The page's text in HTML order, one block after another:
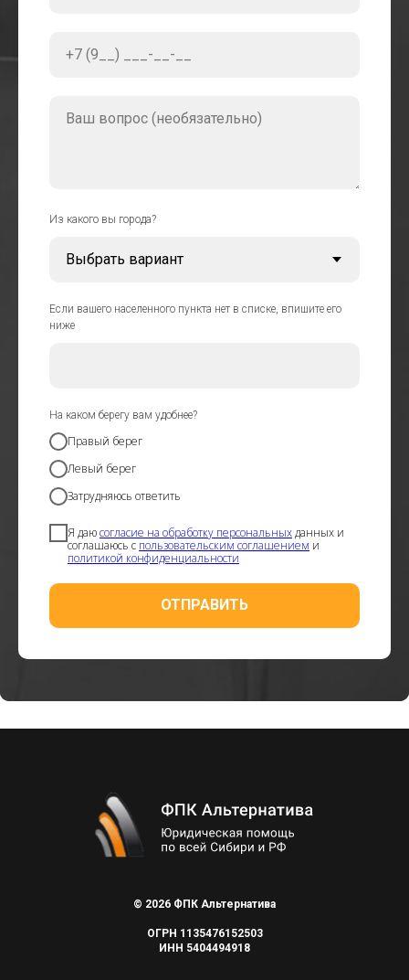
+7 (9__) ___-__-__
Ваш вопрос (необязательно)
Из какого вы города?
Если вашего населенного пункта нет в списке, впишите его
ниже
На каком берегу вам удобнее?
Правый берег
Левый берег
Затрудняюсь ответить
Я даюсогласие на обработку персональныхданных и
соглашаюсь с пользовательским соглашением и
политикой конфиденциальности
ОТПРАВИТЬ
© 2026 ФПК Альтернатива
ОГРН 1135476152503
ИНН 5404494918